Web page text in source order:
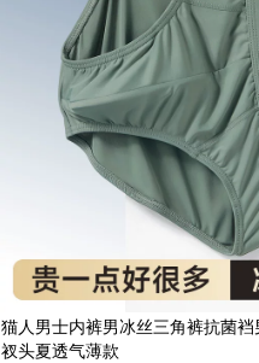
猫人男士内裤男冰丝三角裤抗菌
衩头夏透气薄款